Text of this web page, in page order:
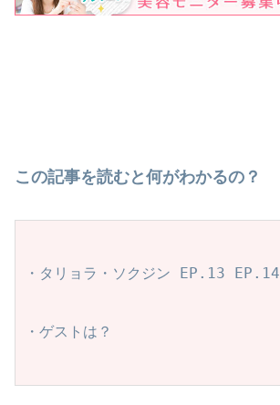
この記事を読むと何がわかるの？
・タリョラ・ソクジン EP.13 EP.14
・ゲストは？